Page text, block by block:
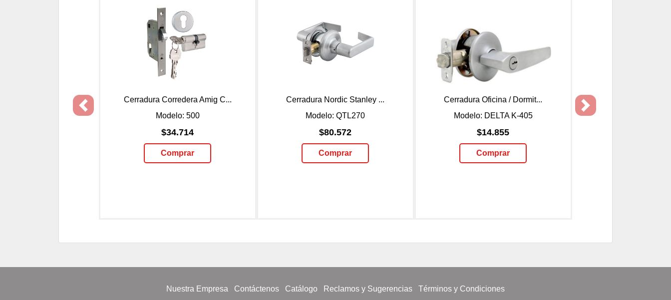
Cerradura Corredera Amig C...
Modelo: 500
$34.714
Comprar
Cerradura Nordic Stanley ...
Modelo: QTL270
$80.572
Comprar
Cerradura Oficina / Dormit...
Modelo: DELTA K-405
$14.855
Comprar
Previous Next
Nuestra Empresa Contáctenos Catálogo Reclamos y Sugerencias Términos y Condiciones